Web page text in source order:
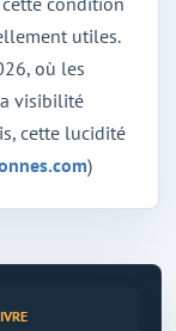
utiles.
où les
visibilité
cette lucidité
)